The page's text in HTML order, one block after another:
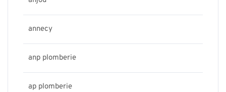
annecy
anp plomberie
ap plomberie